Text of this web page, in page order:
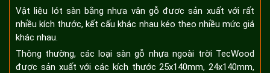
Vật liệu lót sàn bằng nhựa vân gỗ đươc sản xuất với rất
nhiều kích thước, kết cấu khác nhau kéo theo nhiều mức giá
khác nhau.
Thông thường, các loại sàn gỗ nhựa ngoài trời TecWood
được sản xuất với các kích thước 25x140mm, 24x140mm,